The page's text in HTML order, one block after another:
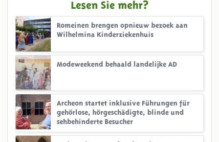
Lesen Sie mehr?
Romeinen brengen opnieuw bezoek aan
Wilhelmina Kinderziekenhuis
Modeweekend behaald landelijke AD
Archeon startet inklusive Führungen für
gehörlose, hörgeschädigte, blinde und
sehbehinderte Besucher